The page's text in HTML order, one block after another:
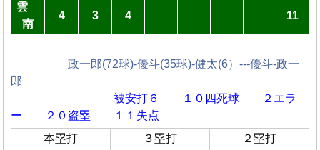
雲
南
4 3 4 11
政一郎(72球)-優斗(35球)-健太(6） ---優斗-政一
郎
被安打６ １０四死球
２エラ
ー ２０盗塁 １１失点
本塁打
３塁打
２塁打